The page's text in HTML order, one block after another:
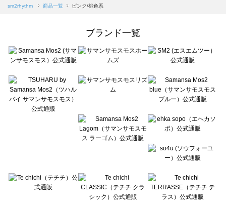
Samansa Mos2 blue（サマンサモスモス ブルー）の一覧
Te chichi（テチチ）の一覧
Te chichi CLASSIC（テチチ クラシック）の一覧
Lugnoncure（ルノンキュール）の一覧
BETTY'S BLUE（べティーズブルー）の一覧
Wpc.（ワールドパーティー）の一覧
sm2rhythm 商品一覧 ピンク/桃色系
ブランド一覧